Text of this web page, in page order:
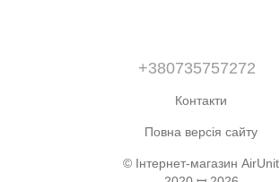
+380735757272
Контакти
Повна версія сайту
© Інтернет-магазин AirUnit